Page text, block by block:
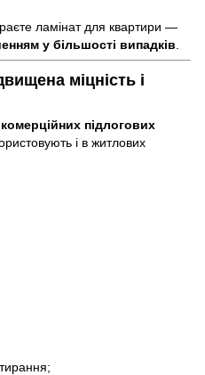
ламінат для квартири —
у більшості випадків
міцність і
комерційних підлогових
і в житлових